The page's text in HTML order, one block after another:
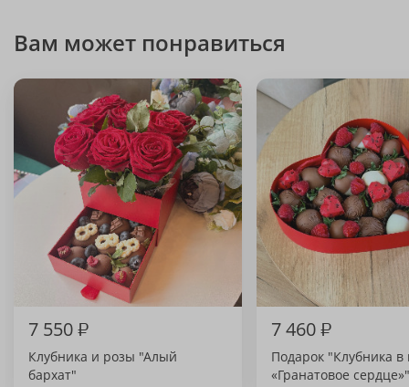
Вам может понравиться
7 550₽
Клубника и розы "Алый
бархат"
7 460₽
Подарок "Клубника в
«Гранатовое сердце»"